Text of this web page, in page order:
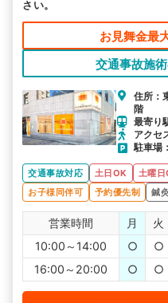
さい。
お見舞金最
交通事故施
住所：
階
最寄り
アクセ
駐車場
交通事故対応 土日OK 土曜日
お子様同伴可
予約優先制 鍼灸
営業時間 月 火
10:00～14:00
○ ○
16:00～20:00
○ ○